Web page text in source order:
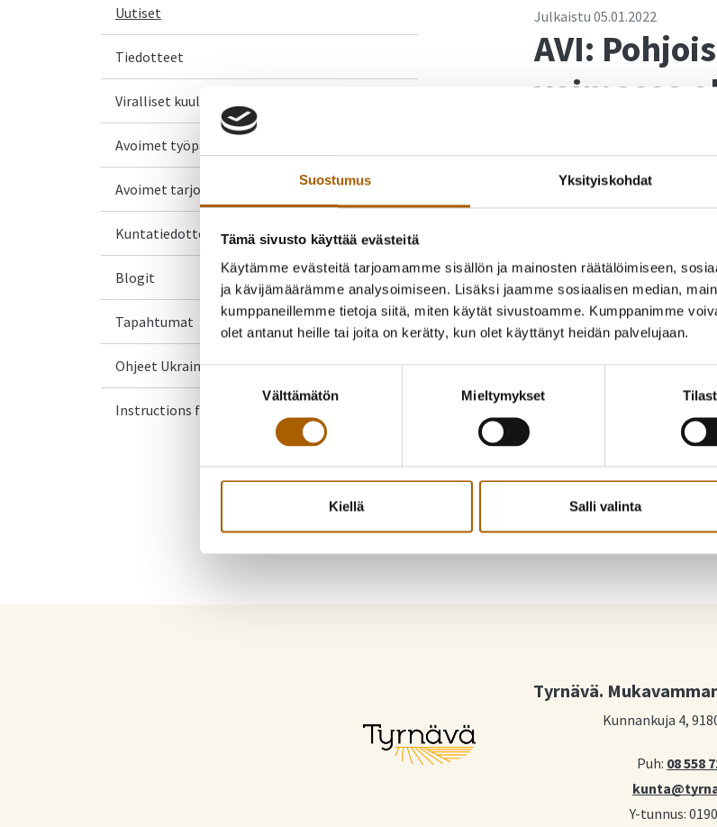
Suostumus Yksityiskohdat
Tämä sivusto käyttää evästeitä
Käytämme evästeitä tarjoamamme sisällön ja mainosten räätälöimiseen,
ja kävijämäärämme analysoimiseen. Lisäksi jaamme sosiaalisen median,
kumppaneillemme tietoja siitä, miten käytät sivustoamme. Kumppanimme
olet antanut heille tai joita on kerätty, kun olet käyttänyt heidän palvelujaan.
Suostumuksen
Välttämätön Mieltymykset
Kiellä Salli valinta
Uutiset
Tiedotteet
Viralliset kuulutukset
Avoimet työpaikat
Avoimet tarjouspyynnöt
Kuntatiedotteet
Blogit
Tapahtumat
Ohjeet Ukrainasta saapuville
Instructions for Ukrainian arrivals
Julkaistu 05.01.2022
AVI:
voimassa
Pohjois-Suomen
olevia tartuntatautilain
Katso tarkemmin tilojen
liittyenaluehallintoviraston
Piditkö uutisesta? Jaa
Tyrnävä.
Kunnankuja 4,
Puh: 08 558
Y-tunnus: